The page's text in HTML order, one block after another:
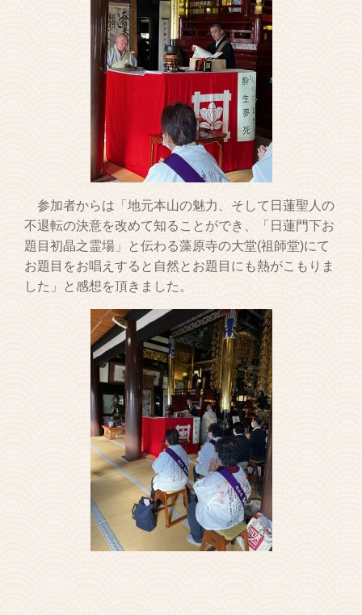
参加者からは「地元本山の魅力、そして日蓮聖人の
不退転の決意を改めて知ることができ、「日蓮門下お
題目初晶之霊場」と伝わる藻原寺の大堂(祖師堂)にて
お題目をお唱えすると自然とお題目にも熱がこもりま
した」と感想を頂きました。